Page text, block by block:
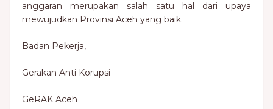
anggaran merupakan salah satu hal dari upaya
mewujudkan Provinsi Aceh yang baik.
Badan Pekerja,
Gerakan Anti Korupsi
GeRAK Aceh